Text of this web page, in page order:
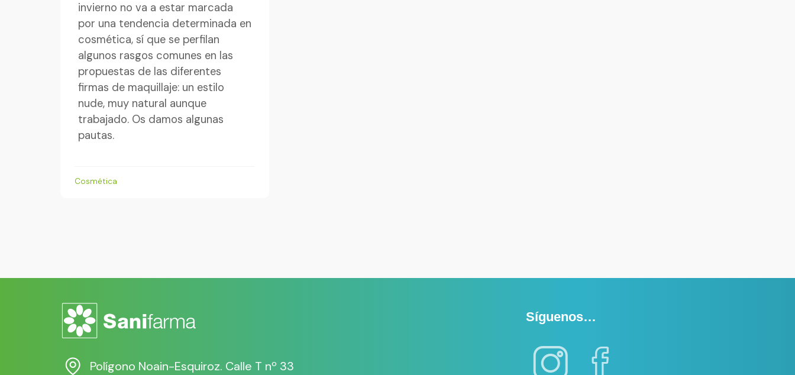
invierno no va a estar marcada
por una tendencia determinada en
cosmética, sí que se perfilan
algunos rasgos comunes en las
propuestas de las diferentes
firmas de maquillaje: un estilo
nude, muy natural aunque
trabajado. Os damos algunas
pautas.
Cosmética
Polígono Noain-Esquiroz. Calle T nº 33
Síguenos…